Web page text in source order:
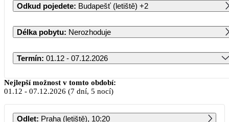
Odkud pojedete: Budapešť (letiště) +2
Délka pobytu: Nerozhoduje
Termín: 01.12 - 07.12.2026
Prosinec 2026
PO ÚT ST ČT PÁ SO NE
Nejlepší možnost v tomto období:
01.12 - 07.12.2026 (7 dní, 5 nocí)
Odlet: Praha (letiště), 10:20